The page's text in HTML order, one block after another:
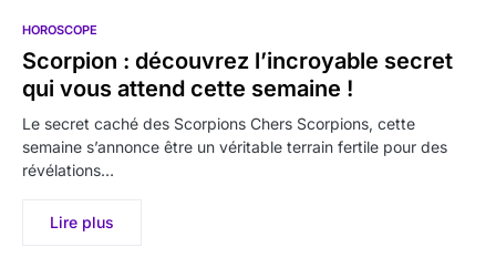
HOROSCOPE
Scorpion : découvrez l’incroyable secret
qui vous attend cette semaine !
Le secret caché des Scorpions Chers Scorpions, cette
semaine s’annonce être un véritable terrain fertile pour des
révélations…
Lire plus